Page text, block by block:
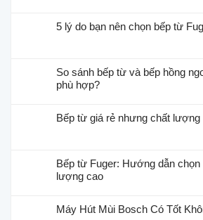
5 lý do bạn nên chọn bếp từ
So sánh bếp từ và bếp hồng
phù hợp?
Bếp từ giá rẻ nhưng chất lượng
Bếp từ Fuger: Hướng dẫn
lượng cao
Máy Hút Mùi Bosch Có Tốt